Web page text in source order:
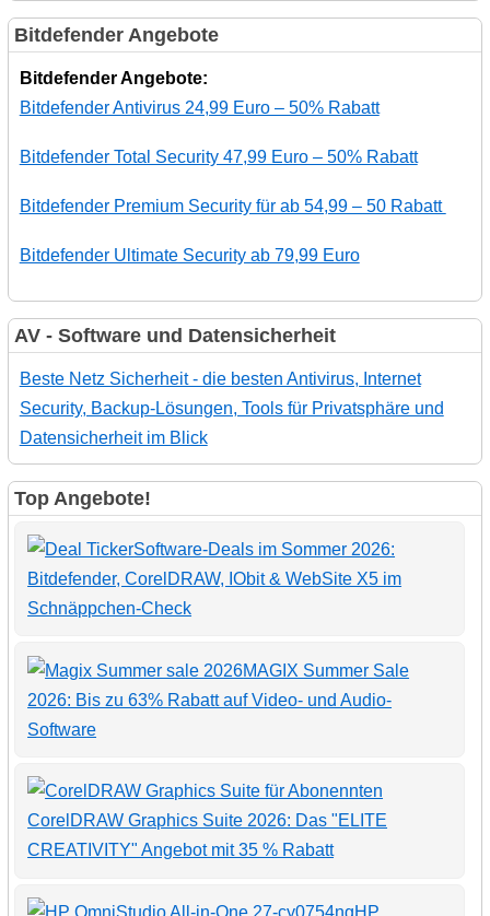
Bitdefender Angebote
Bitdefender Angebote:
Bitdefender Antivirus 24,99 Euro – 50% Rabatt
Bitdefender Total Security 47,99 Euro – 50% Rabatt
Bitdefender Premium Security für ab 54,99 – 50 Rabatt
Bitdefender Ultimate Security ab 79,99 Euro
AV - Software und Datensicherheit
Beste Netz Sicherheit - die besten Antivirus, Internet
Security, Backup-Lösungen, Tools für Privatsphäre und
Datensicherheit im Blick
Top Angebote!
Software-Deals im Sommer 2026:
Bitdefender, CorelDRAW, IObit & WebSite X5 im
Schnäppchen-Check
MAGIX Summer Sale
2026: Bis zu 63% Rabatt auf Video- und Audio-
Software
CorelDRAW Graphics Suite 2026: Das "ELITE
CREATIVITY" Angebot mit 35 % Rabatt
HP